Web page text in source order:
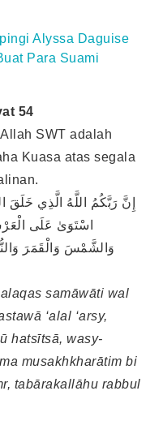
Alyssa Daguise
Para Suami
54
SWT adalah
Kuasa atas segala
إِنَّ رَبَّكُمُ اللَّهُ الَّذِي
اسْتَوَىٰ عَلَى
وَالشَّمْسَ وَالْقَمَرَ
samāwāti wal
‘alal ‘arsy,
hatsītsā, wasy-
musakhkharātim bi
tabārakallāhu rabbul